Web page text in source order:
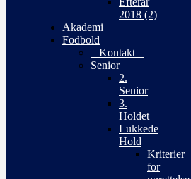
2018 (2)
Akademi
Fodbold
– Kontakt –
Senior
2.
Senior
3.
Holdet
Lukkede
Hold
Kriterier
for